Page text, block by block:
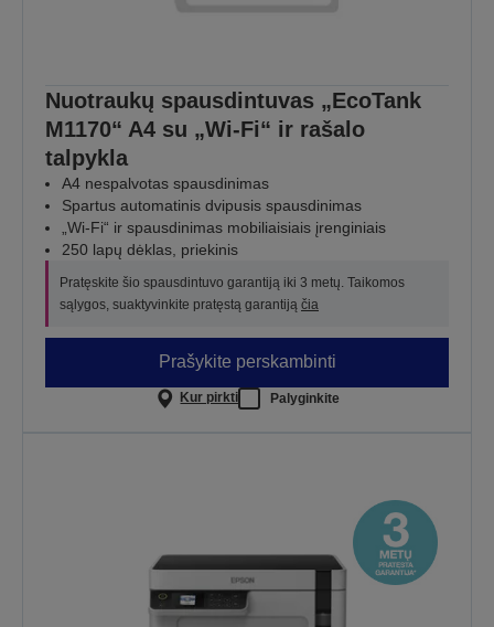
Nuotraukų spausdintuvas „EcoTank
M1170“ A4 su „Wi-Fi“ ir rašalo
talpykla
A4 nespalvotas spausdinimas
Spartus automatinis dvipusis spausdinimas
„Wi-Fi“ ir spausdinimas mobiliaisiais įrenginiais
250 lapų dėklas, priekinis
Pratęskite šio spausdintuvo garantiją iki 3 metų. Taikomos
sąlygos, suaktyvinkite pratęstą garantiją čia
Prašykite perskambinti
Kur pirkti Palyginkite